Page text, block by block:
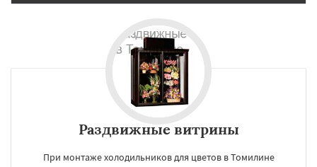
Раздвижные витрины
При монтаже холодильников для цветов в Томилине